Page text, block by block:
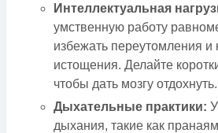
Интеллектуальная
умственную работу
избежать переутомления и
истощения. Делайте
чтобы дать мозгу отдохнуть.
Дыхательные практики:
дыхания, такие как